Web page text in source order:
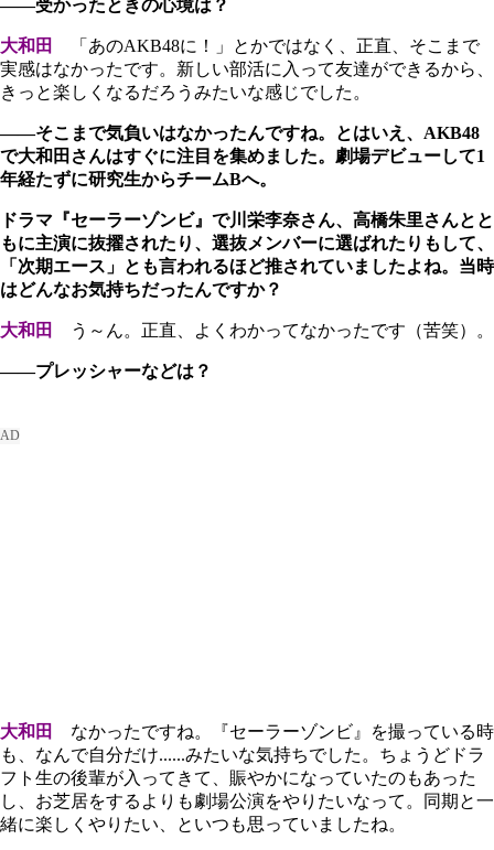
――受かったときの心境は？
大和田
「あのAKB48に！」とかではなく、正直、そこまで
実感はなかったです。新しい部活に入って友達ができるから、
きっと楽しくなるだろうみたいな感じでした。
――そこまで気負いはなかったんですね。とはいえ、AKB48
で大和田さんはすぐに注目を集めました。劇場デビューして1
年経たずに研究生からチームBへ。
ドラマ『セーラーゾンビ』で川栄李奈さん、高橋朱里さんとと
もに主演に抜擢されたり、選抜メンバーに選ばれたりもして、
「次期エース」とも言われるほど推されていましたよね。当時
はどんなお気持ちだったんですか？
大和田 う～ん。正直、よくわかってなかったです（苦笑）。
――プレッシャーなどは？
大和田
なかったですね。『セーラーゾンビ』を撮っている時
も、なんで自分だけ......みたいな気持ちでした。ちょうどドラ
フト生の後輩が入ってきて、賑やかになっていたのもあった
し、お芝居をするよりも劇場公演をやりたいなって。同期と一
緒に楽しくやりたい、といつも思っていましたね。